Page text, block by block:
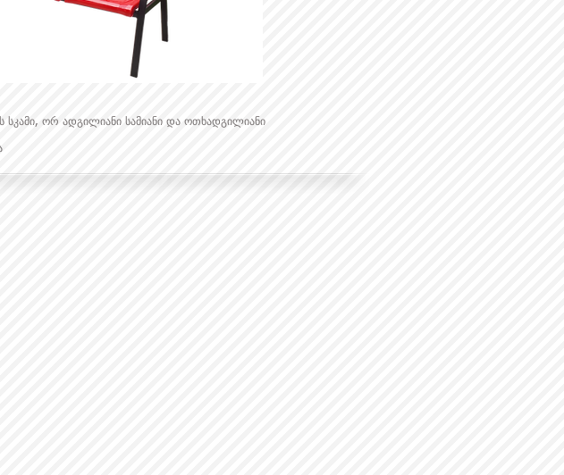
სკამი, ორ ადგილიანი სამიანი და ოთხადგილიანი